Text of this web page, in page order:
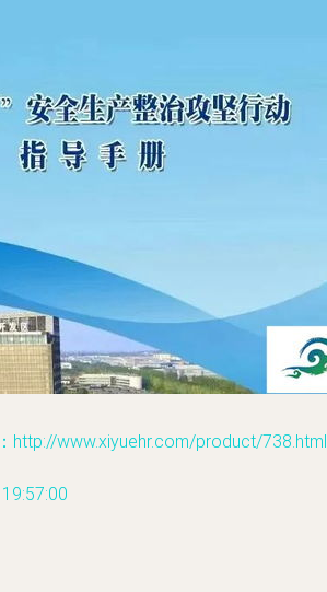
http://www.xiyuehr.com/product/738.html